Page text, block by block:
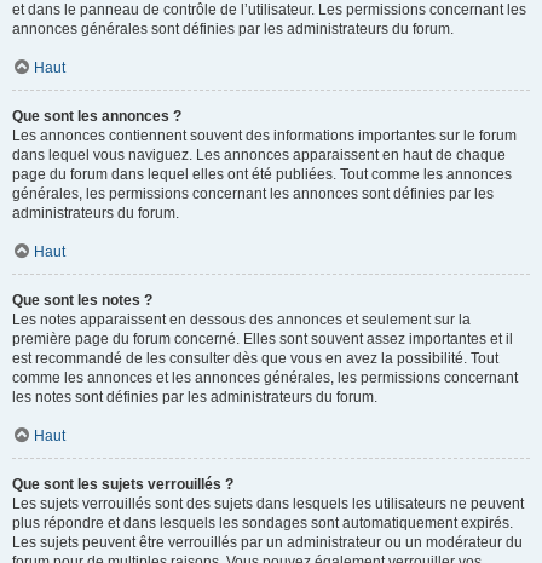
et dans le panneau de contrôle de l’utilisateur. Les permissions concernant les
annonces générales sont définies par les administrateurs du forum.
Haut
Que sont les annonces ?
Les annonces contiennent souvent des informations importantes sur le forum
dans lequel vous naviguez. Les annonces apparaissent en haut de chaque
page du forum dans lequel elles ont été publiées. Tout comme les annonces
générales, les permissions concernant les annonces sont définies par les
administrateurs du forum.
Haut
Que sont les notes ?
Les notes apparaissent en dessous des annonces et seulement sur la
première page du forum concerné. Elles sont souvent assez importantes et il
est recommandé de les consulter dès que vous en avez la possibilité. Tout
comme les annonces et les annonces générales, les permissions concernant
les notes sont définies par les administrateurs du forum.
Haut
Que sont les sujets verrouillés ?
Les sujets verrouillés sont des sujets dans lesquels les utilisateurs ne peuvent
plus répondre et dans lesquels les sondages sont automatiquement expirés.
Les sujets peuvent être verrouillés par un administrateur ou un modérateur du